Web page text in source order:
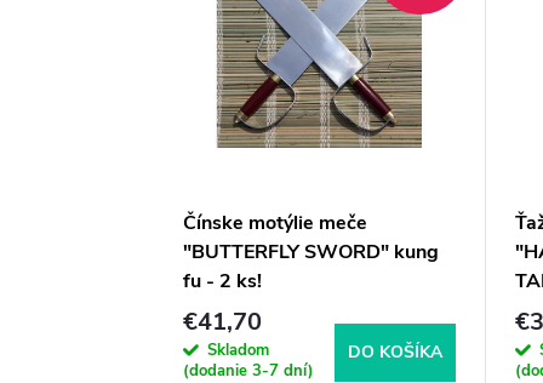
Čínske motýlie meče
"BUTTERFLY SWORD" kung
fu - 2 ks!
€41,70
Skladom
(dodanie 3-7 dní)
DO KOŠÍKA